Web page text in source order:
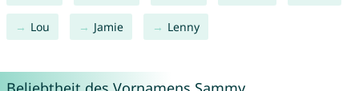
Lou Jamie Lenny